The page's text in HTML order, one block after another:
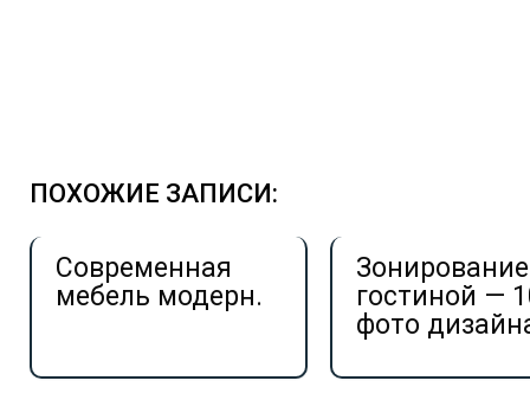
ПОХОЖИЕ ЗАПИСИ:
Современная
мебель модерн.
Зонирование
гостиной —
фото